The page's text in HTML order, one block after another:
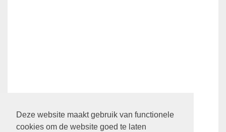
Deze website maakt gebruik van functionele
cookies om de website goed te laten
Ledenpagina